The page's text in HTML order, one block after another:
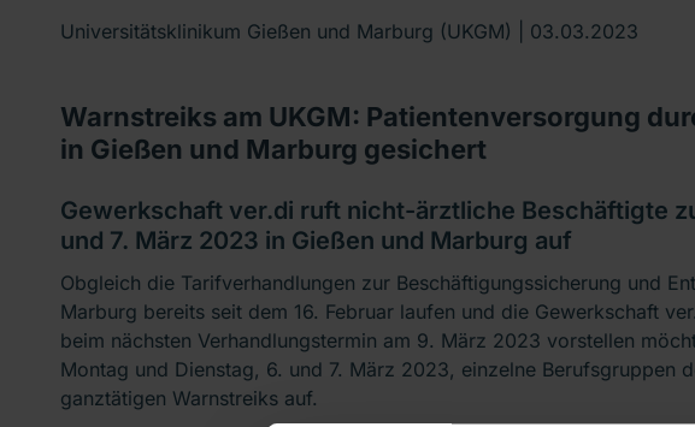
Universitätsklinikum Gießen und Marburg (UKGM) | 03.03.2023
Warnstreiks am UKGM: Patientenversorgung
in Gießen und Marburg gesichert
Gewerkschaft ver.di ruft nicht-ärztliche Beschäftigte
und 7. März 2023 in Gießen und Marburg auf
Obgleich die Tarifverhandlungen zur Beschäftigungssicherung und
Marburg bereits seit dem 16. Februar laufen und die Gewerkschaft
beim nächsten Verhandlungstermin am 9. März 2023 vorstellen
Montag und Dienstag, 6. und 7. März 2023, einzelne Berufsgruppen
ganztätigen Warnstreiks auf.